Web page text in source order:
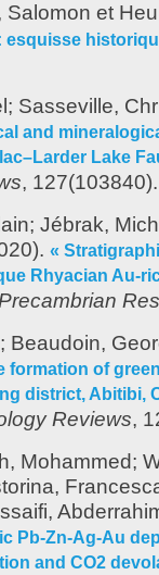
Salomon et
; Sasseville,
and
Lake
, 127(103840).
; Jébrak,
«
Rhyacian Au-
; Beaudoin,
formation of
district, Abitibi,
Reviews,
Mohammed;
Pb-Zn-Ag-Au
and CO2